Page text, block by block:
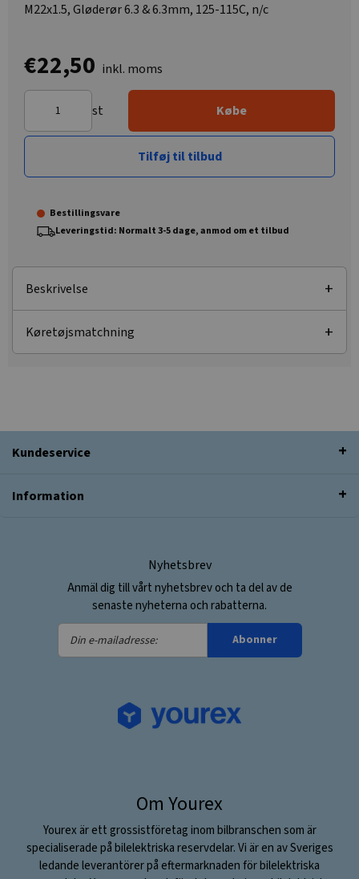
M22x1.5, Gløderør 6.3 & 6.3mm, 125-115C, n/c
€22,50 inkl. moms
st Købe
Tilføj til tilbud
Bestillingsvare
Leveringstid: Normalt 3-5 dage, anmod om et tilbud
Beskrivelse
Køretøjsmatchning
Kundeservice
Information
Nyhetsbrev
Anmäl dig till vårt nyhetsbrev och ta del av de
senaste nyheterna och rabatterna.
Din
e-
Abonner
Om Yourex
Yourex är ett grossistföretag inom bilbranschen som är
specialiserade på bilelektriska reservdelar. Vi är en av Sveriges
ledande leverantörer på eftermarknaden för bilelektriska